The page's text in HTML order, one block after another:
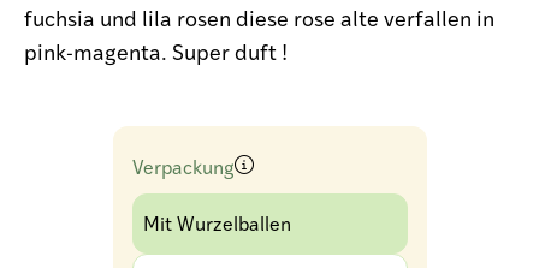
fuchsia und lila rosen diese rose alte verfallen in
pink-magenta. Super duft !
Verpackung
Mit Wurzelballen